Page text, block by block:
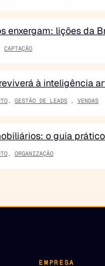
enxergam: lições da
CAPTAÇÃO
à inteligência
, GESTÃO DE LEADS , VENDAS
o guia
, ORGANIZAÇÃO
EMPRESA